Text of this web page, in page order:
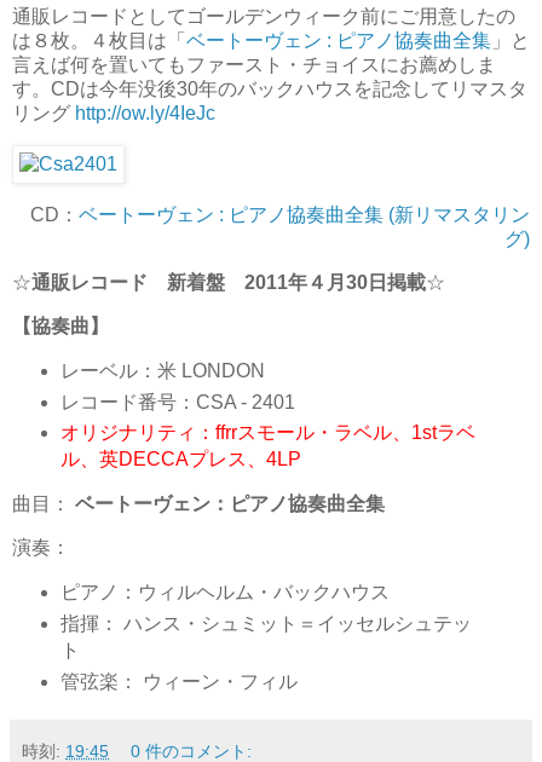
通販レコードとしてゴールデンウィーク前にご用意したの
は８枚。４枚目は「 ベートーヴェン : ピアノ協奏曲全集 」と
言えば何を置いてもファースト・チョイスにお薦めしま
す。CDは今年没後30年のバックハウスを記念してリマスタ
リング http://ow.ly/4IeJc
CD： ベートーヴェン : ピアノ協奏曲全集 (新リマスタリン
グ)
☆通販レコード 新着盤 2011年４月30日掲載☆
【協奏曲】
レーベル：米 LONDON
レコード番号：CSA - 2401
オリジナリティ：ffrrスモール・ラベル、1stラベ
ル、英DECCAプレス、4LP
曲目： ベートーヴェン：ピアノ協奏曲全集
演奏：
ピアノ：ウィルヘルム・バックハウス
指揮： ハンス・シュミット＝イッセルシュテッ
ト
管弦楽： ウィーン・フィル
時刻: 19:45 0 件のコメント: